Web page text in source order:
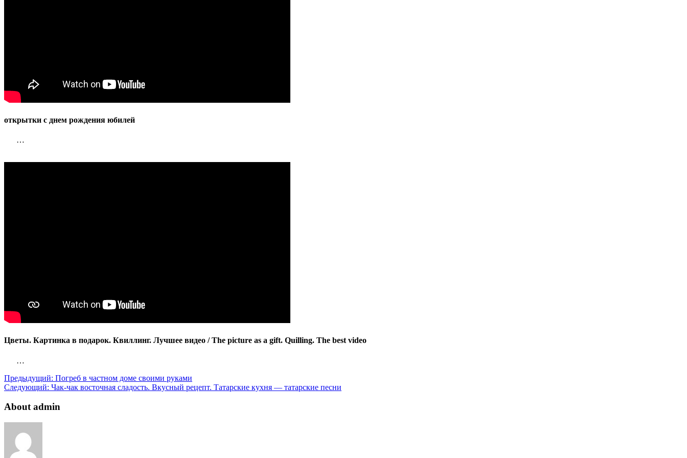
открытки с днем рождения юбилей
…
Цветы. Картинка в подарок. Квиллинг. Лучшее видео / The picture as a gift. Quilling. The best video
…
Предыдущий: Погреб в частном доме своими руками
Следующий: Чак-чак восточная сладость. Вкусный рецепт. Татарские кухня — татарские песни
About admin